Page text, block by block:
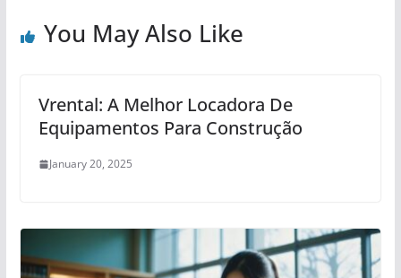
You May Also Like
Vrental: A Melhor Locadora De
Equipamentos Para Construção
January 20, 2025